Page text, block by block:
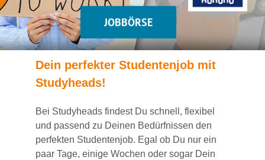
JOBBÖRSE
Dein perfekter Studentenjob mit
Studyheads!
Bei Studyheads findest Du schnell, flexibel
und passend zu Deinen Bedürfnissen den
perfekten Studentenjob. Egal ob Du nur ein
paar Tage, einige Wochen oder sogar Dein